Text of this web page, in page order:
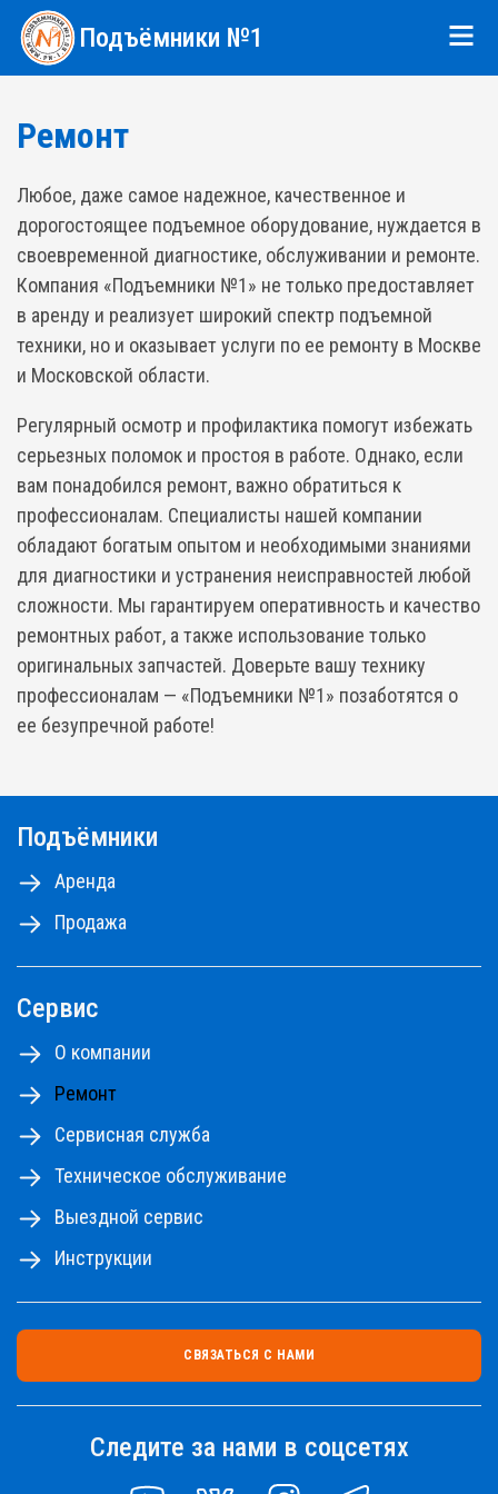
Подъёмники №1
Ремонт
Любое, даже самое надежное, качественное и
дорогостоящее подъемное оборудование, нуждается в
своевременной диагностике, обслуживании и ремонте.
Компания «Подъемники №1» не только предоставляет
в аренду и реализует широкий спектр подъемной
техники, но и оказывает услуги по ее ремонту в Москве
и Московской области.
Регулярный осмотр и профилактика помогут избежать
серьезных поломок и простоя в работе. Однако, если
вам понадобился ремонт, важно обратиться к
профессионалам. Специалисты нашей компании
обладают богатым опытом и необходимыми знаниями
для диагностики и устранения неисправностей любой
сложности. Мы гарантируем оперативность и качество
ремонтных работ, а также использование только
оригинальных запчастей. Доверьте вашу технику
профессионалам — «Подъемники №1» позаботятся о
ее безупречной работе!
Подъёмники
Аренда
Продажа
Сервис
О компании
Ремонт
Сервисная служба
Техническое обслуживание
Выездной сервис
Инструкции
СВЯЗАТЬСЯ С НАМИ
Следите за нами в соцсетях
YOUTUBE VK INSTAGRAMTELEGRAM